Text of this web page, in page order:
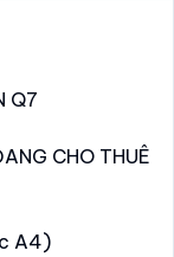
Q7
CHO THUÊ
A4)